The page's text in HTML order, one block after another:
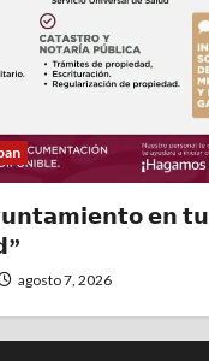
𝗲𝗻 𝘁𝘂
agosto 7, 2026